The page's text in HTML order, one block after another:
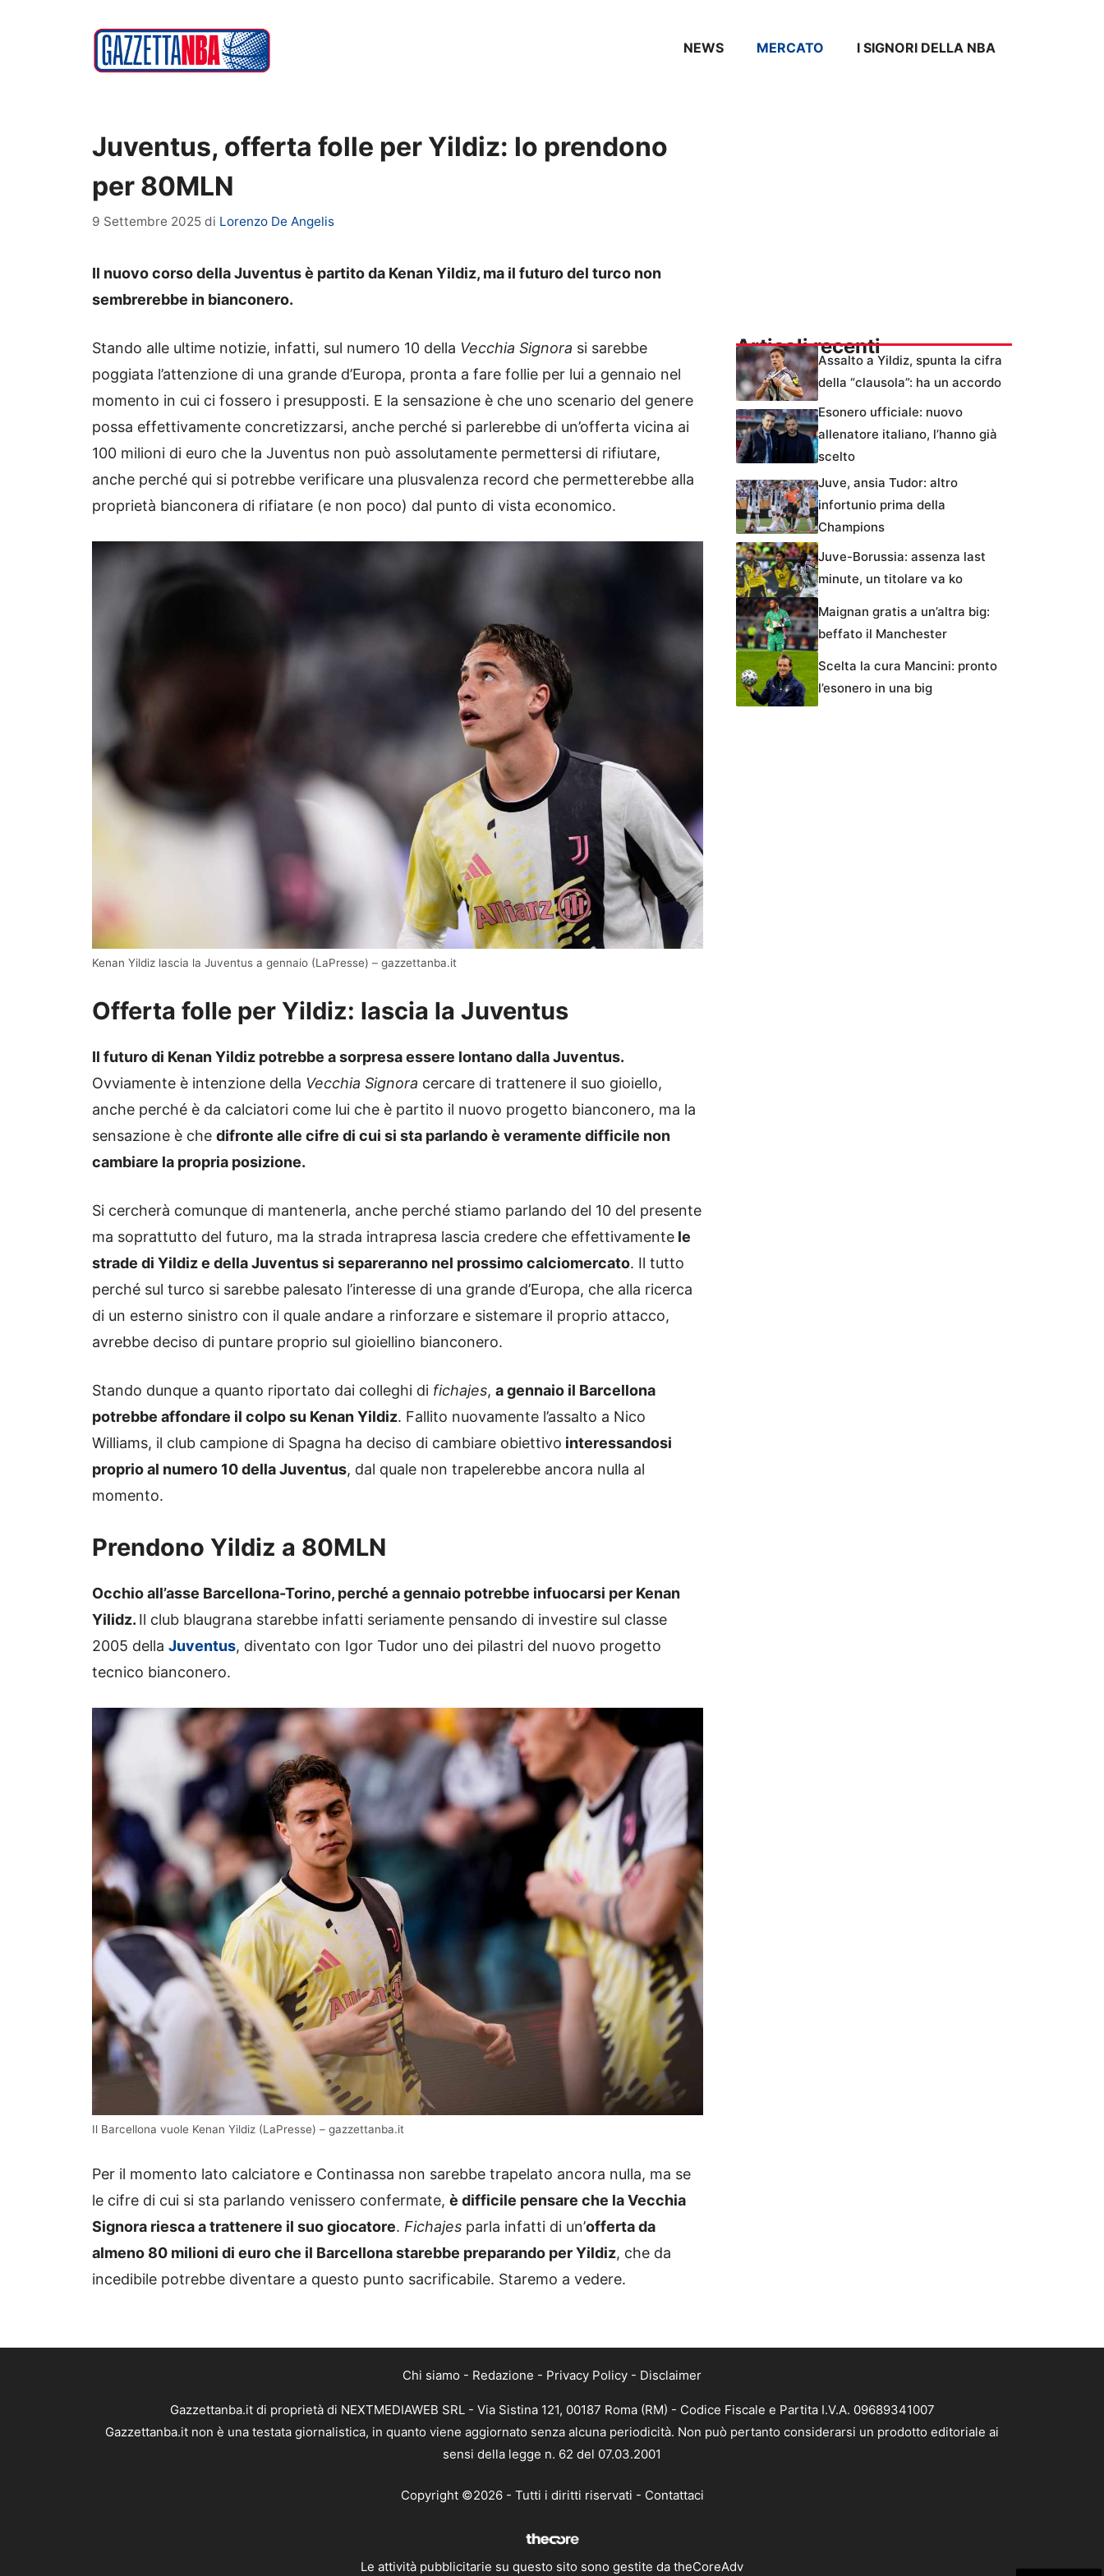
NEWS MERCATO I SIGNORI DELLA NBA
Juventus, offerta folle per Yildiz: lo prendono
per 80MLN
9 Settembre 2025 di Lorenzo De Angelis
Il nuovo corso della Juventus è partito da Kenan Yildiz, ma il futuro del turco non
sembrerebbe in bianconero.
Stando alle ultime notizie, infatti, sul numero 10 della Vecchia Signora si sarebbe
poggiata l’attenzione di una grande d’Europa, pronta a fare follie per lui a gennaio nel
momento in cui ci fossero i presupposti. E la sensazione è che uno scenario del genere
possa effettivamente concretizzarsi, anche perché si parlerebbe di un’offerta vicina ai
100 milioni di euro che la Juventus non può assolutamente permettersi di rifiutare,
anche perché qui si potrebbe verificare una plusvalenza record che permetterebbe alla
proprietà bianconera di rifiatare (e non poco) dal punto di vista economico.
Kenan Yildiz lascia la Juventus a gennaio (LaPresse) – gazzettanba.it
Offerta folle per Yildiz: lascia la Juventus
Il futuro di Kenan Yildiz potrebbe a sorpresa essere lontano dalla Juventus.
Ovviamente è intenzione della Vecchia Signora cercare di trattenere il suo gioiello,
anche perché è da calciatori come lui che è partito il nuovo progetto bianconero, ma la
sensazione è che difronte alle cifre di cui si sta parlando è veramente difficile non
cambiare la propria posizione.
Si cercherà comunque di mantenerla, anche perché stiamo parlando del 10 del presente
ma soprattutto del futuro, ma la strada intrapresa lascia credere che effettivamente le
strade di Yildiz e della Juventus si separeranno nel prossimo calciomercato. Il tutto
perché sul turco si sarebbe palesato l’interesse di una grande d’Europa, che alla ricerca
di un esterno sinistro con il quale andare a rinforzare e sistemare il proprio attacco,
avrebbe deciso di puntare proprio sul gioiellino bianconero.
Stando dunque a quanto riportato dai colleghi di fichajes, a gennaio il Barcellona
potrebbe affondare il colpo su Kenan Yildiz. Fallito nuovamente l’assalto a Nico
Williams, il club campione di Spagna ha deciso di cambiare obiettivo interessandosi
proprio al numero 10 della Juventus, dal quale non trapelerebbe ancora nulla al
momento.
Prendono Yildiz a 80MLN
Occhio all’asse Barcellona-Torino, perché a gennaio potrebbe infuocarsi per Kenan
Yilidz. Il club blaugrana starebbe infatti seriamente pensando di investire sul classe
2005 della Juventus, diventato con Igor Tudor uno dei pilastri del nuovo progetto
tecnico bianconero.
Il Barcellona vuole Kenan Yildiz (LaPresse) – gazzettanba.it
Per il momento lato calciatore e Continassa non sarebbe trapelato ancora nulla, ma se
le cifre di cui si sta parlando venissero confermate, è difficile pensare che la Vecchia
Signora riesca a trattenere il suo giocatore. Fichajes parla infatti di un’offerta da
almeno 80 milioni di euro che il Barcellona starebbe preparando per Yildiz, che da
incedibile potrebbe diventare a questo punto sacrificabile. Staremo a vedere.
Articoli recenti
Assalto a Yildiz, spunta la cifra
della “clausola”: ha un accordo
Esonero ufficiale: nuovo
allenatore italiano, l’hanno già
scelto
Juve, ansia Tudor: altro
infortunio prima della
Champions
Juve-Borussia: assenza last
minute, un titolare va ko
Maignan gratis a un’altra big:
beffato il Manchester
Scelta la cura Mancini: pronto
l’esonero in una big
Chi siamo - Redazione - Privacy Policy - Disclaimer
Gazzettanba.it di proprietà di NEXTMEDIAWEB SRL - Via Sistina 121, 00187 Roma (RM) - Codice Fiscale e Partita I.V.A. 09689341007
Gazzettanba.it non è una testata giornalistica, in quanto viene aggiornato senza alcuna periodicità. Non può pertanto considerarsi un prodotto editoriale ai
sensi della legge n. 62 del 07.03.2001
Copyright ©2026 - Tutti i diritti riservati - Contattaci
Le attività pubblicitarie su questo sito sono gestite da theCoreAdv